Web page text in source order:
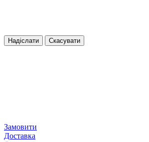
Надіслати Скасувати
Замовити
Доставка